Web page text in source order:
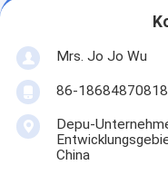
Mrs. Jo Jo Wu
86-18684870818
Depu-
China